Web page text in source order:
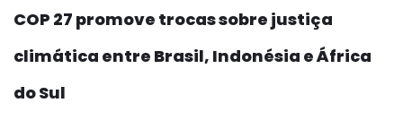
COP 27 promove trocas sobre justiça
climática entre Brasil, Indonésia e África
do Sul